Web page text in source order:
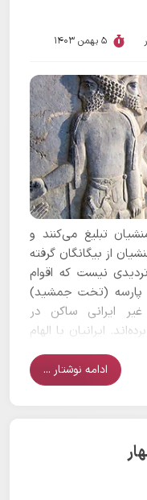
5 بهمن 1403
تبلیغ می‌کنند و
از بیگانگان گرفته
نیست که اقوام
پارسه (تخت جمشید)
غیر ایرانی ساکن در
ایرانیان با الهام
را پدید آوردند که
است. صنعتگران
حقوق و مزایا دریافت
هخامنشیان و
تاثیر شگرفی داشت تا
مانند پردیس‌های
ادامه نوشتار ...